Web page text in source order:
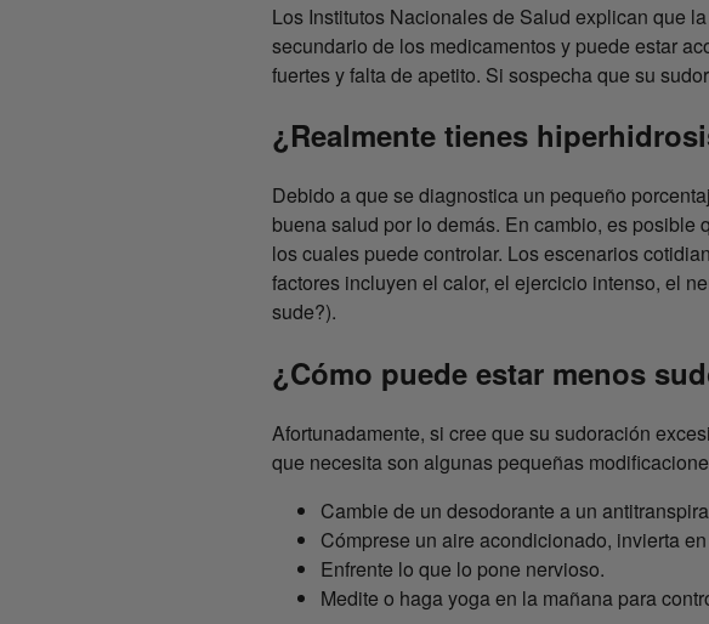
Los Institutos Nacionales de Salud explican que
secundario de los medicamentos y puede estar
fuertes y falta de apetito. Si sospecha que su
¿Realmente tienes
Debido a que se diagnostica un pequeño
buena salud por lo demás. En cambio, es
los cuales puede controlar. Los escenarios
factores incluyen el calor, el ejercicio intenso, el
sude?).
¿Cómo puede estar menos
Afortunadamente, si cree que su sudoración
que necesita son algunas pequeñas
Cambie de un desodorante a un
Cómprese un aire acondicionado, invierta
Enfrente lo que lo pone nervioso.
Medite o haga yoga en la mañana para